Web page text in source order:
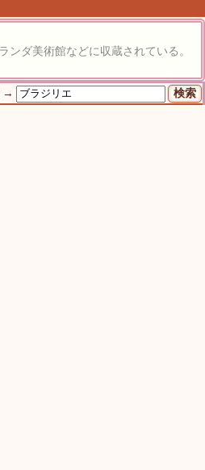
ダ美術館などに収蔵されている。
→